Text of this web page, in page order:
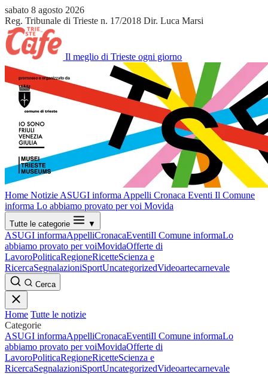
sabato 8 agosto 2026
Reg. Tribunale di Trieste n. 17/2018 Dir. Luca Marsi
Il meglio di Trieste ogni giorno
Home Notizie ASUGI informa Appelli Cronaca Eventi Il Comune
informa Lo abbiamo provato per voi Movida
Tutte le categorie ▼
ASUGI informaAppelliCronacaEventiIl Comune informaLo
abbiamo provato per voiMovidaOfferte di
LavoroPoliticaRegioneRicetteScienza e
RicercaSegnalazioniSportUncategorizedVideoartecarnevale
Cerca
Home Tutte le notizie
Categorie
ASUGI informaAppelliCronacaEventiIl Comune informaLo
abbiamo provato per voiMovidaOfferte di
LavoroPoliticaRegioneRicetteScienza e
RicercaSegnalazioniSportUncategorizedVideoartecarnevale